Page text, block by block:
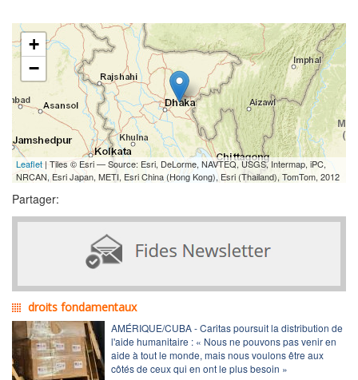
+
−
Leaflet | Tiles © Esri — Source: Esri, DeLorme, NAVTEQ, USGS, Intermap, iPC,
NRCAN, Esri Japan, METI, Esri China (Hong Kong), Esri (Thailand), TomTom, 2012
Partager:
droits fondamentaux
AMÉRIQUE/CUBA - Caritas poursuit la distribution de
l'aide humanitaire : « Nous ne pouvons pas venir en
aide à tout le monde, mais nous voulons être aux
côtés de ceux qui en ont le plus besoin »